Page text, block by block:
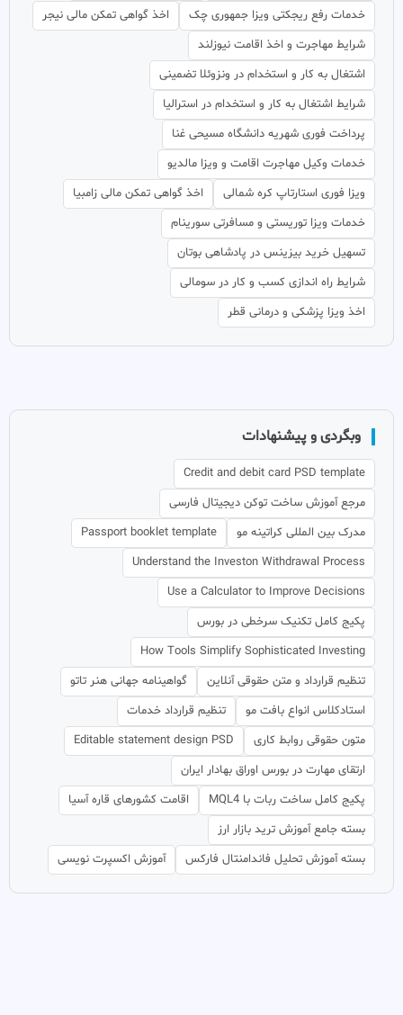
خدمات رفع ریجکتی ویزا جمهوری چک
اخذ گواهی تمکن مالی نیجر
شرایط مهاجرت و اخذ اقامت نیوزلند
اشتغال به کار و استخدام در ونزوئلا تضمینی
شرایط اشتغال به کار و استخدام در استرالیا
پرداخت فوری شهریه دانشگاه مسیحی غنا
خدمات وکیل مهاجرت اقامت و ویزا مالدیو
ویزا فوری استارتاپ کره شمالی
اخذ گواهی تمکن مالی زامبیا
خدمات ویزا توریستی و مسافرتی سورینام
تسهیل خرید بیزینس در پادشاهی بوتان
شرایط راه اندازی کسب و کار در سومالی
اخذ ویزا پزشکی و درمانی قطر
وبگردی و پیشنهادات
Credit and debit card PSD template
مرجع آموزش ساخت توکن دیجیتال فارسی
مدرک بین المللی کراتینه مو
Passport booklet template
Understand the Investon Withdrawal Process
Use a Calculator to Improve Decisions
پکیج کامل تکنیک سرخطی در بورس
How Tools Simplify Sophisticated Investing
تنظیم قرارداد و متن حقوقی آنلاین
گواهینامه جهانی هنر تاتو
استادکلاس انواع بافت مو
تنظیم قرارداد خدمات
متون حقوقی روابط کاری
Editable statement design PSD
ارتقای مهارت در بورس اوراق بهادار ایران
پکیج کامل ساخت ربات با MQL4
اقامت کشورهای قاره آسیا
بسته جامع آموزش ترید بازار ارز
بسته آموزش تحلیل فاندامنتال فارکس
آموزش اکسپرت نویسی